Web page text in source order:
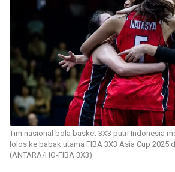
Tim nasional bola basket 3X3 putri Indonesia
lolos ke babak utama FIBA 3X3 Asia Cup 2025
(ANTARA/HO-FIBA 3X3)